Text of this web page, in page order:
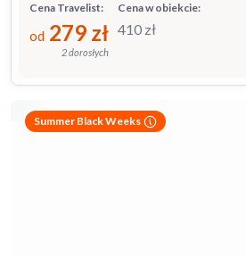
Cena w obiekcie:
410 zł
Cena Travelist:
od 279 zł
2 dorosłych
Summer Black Weeks